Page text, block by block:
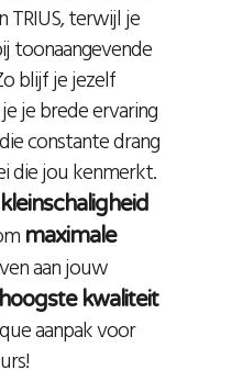
TRIUS, terwijl je
toonaangevende
blijf je jezelf
je brede ervaring
constante drang
die jou kenmerkt.
kleinschaligheid
maximale
aan jouw
hoogste kwaliteit
aanpak voor